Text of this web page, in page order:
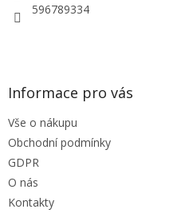
596789334
Informace pro vás
Vše o nákupu
Obchodní podmínky
GDPR
O nás
Kontakty